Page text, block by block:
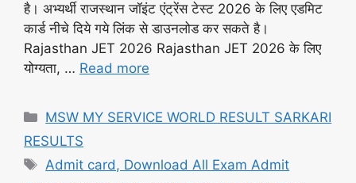
है। अभ्यर्थी राजस्थान जॉइंट एंट्रेंस टेस्ट 2026 के लिए एडमिट
कार्ड नीचे दिये गये लिंक से डाउनलोड कर सकते है।
Rajasthan JET 2026 Rajasthan JET 2026 के लिए
योग्यता, … Read more
Categories
MSW MY SERVICE WORLD RESULT SARKARI
RESULTS
Tags
Admit card, Download All Exam Admit